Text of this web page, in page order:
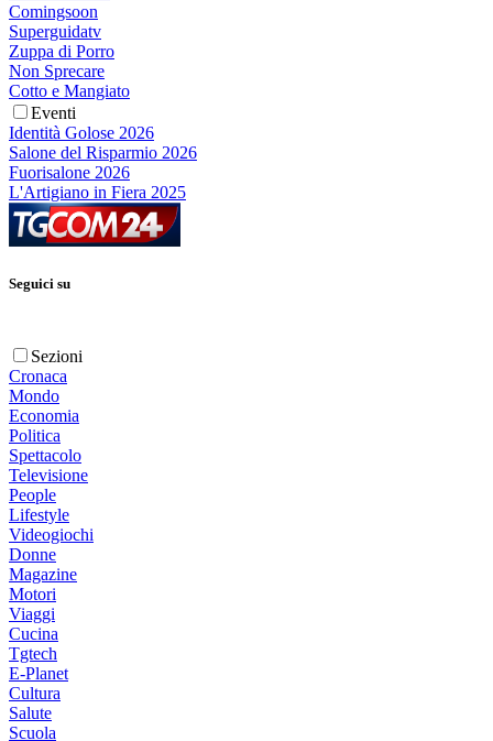
Comingsoon
Superguidatv
Zuppa di Porro
Non Sprecare
Cotto e Mangiato
Eventi
Identità Golose 2026
Salone del Risparmio 2026
Fuorisalone 2026
L'Artigiano in Fiera 2025
Seguici su
Sezioni
Cronaca
Mondo
Economia
Politica
Spettacolo
Televisione
People
Lifestyle
Videogiochi
Donne
Magazine
Motori
Viaggi
Cucina
Tgtech
E-Planet
Cultura
Salute
Scuola